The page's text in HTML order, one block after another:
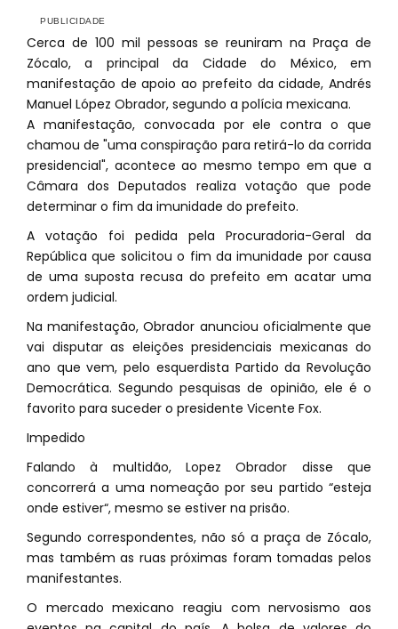
Cerca de 100 mil pessoas se reuniram na Praça de
Zócalo, a principal da Cidade do México, em
manifestação de apoio ao prefeito da cidade, Andrés
Manuel López Obrador, segundo a polícia mexicana.
A manifestação, convocada por ele contra o que
chamou de "uma conspiração para retirá-lo da corrida
presidencial", acontece ao mesmo tempo em que a
Câmara dos Deputados realiza votação que pode
determinar o fim da imunidade do prefeito.
A votação foi pedida pela Procuradoria-Geral da
República que solicitou o fim da imunidade por causa
de uma suposta recusa do prefeito em acatar uma
ordem judicial.
Na manifestação, Obrador anunciou oficialmente que
vai disputar as eleições presidenciais mexicanas do
ano que vem, pelo esquerdista Partido da Revolução
Democrática. Segundo pesquisas de opinião, ele é o
favorito para suceder o presidente Vicente Fox.
Impedido
Falando à multidão, Lopez Obrador disse que
concorrerá a uma nomeação por seu partido “esteja
onde estiver“, mesmo se estiver na prisão.
Segundo correspondentes, não só a praça de Zócalo,
mas também as ruas próximas foram tomadas pelos
manifestantes.
O mercado mexicano reagiu com nervosismo aos